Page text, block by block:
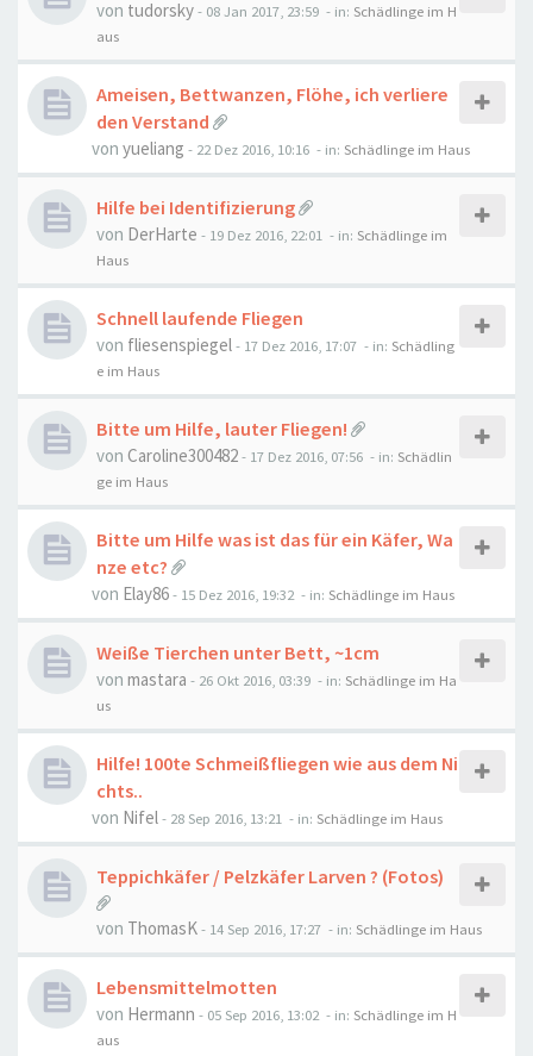
von tudorsky- 08 Jan 2017, 23:59 - in: Schädlinge im H
aus
Ameisen, Bettwanzen, Flöhe, ich verliere
den Verstand
von yueliang - 22 Dez 2016, 10:16 - in: Schädlinge im Haus
Hilfe bei Identifizierung
von DerHarte - 19 Dez 2016, 22:01 - in: Schädlinge im
Haus
Schnell laufende Fliegen
von fliesenspiegel- 17 Dez 2016, 17:07 - in: Schädling
e im Haus
Bitte um Hilfe, lauter Fliegen!
von Caroline300482- 17 Dez 2016, 07:56 - in: Schädlin
ge im Haus
Bitte um Hilfe was ist das für ein Käfer, Wa
nze etc?
von Elay86- 15 Dez 2016, 19:32 - in: Schädlinge im Haus
Weiße Tierchen unter Bett, ~1cm
von mastara - 26 Okt 2016, 03:39 - in: Schädlinge im Ha
us
Hilfe! 100te Schmeißfliegen wie aus dem Ni
chts..
von Nifel- 28 Sep 2016, 13:21 - in: Schädlinge im Haus
Teppichkäfer / Pelzkäfer Larven ? (Fotos)
von ThomasK- 14 Sep 2016, 17:27 - in: Schädlinge im Haus
Lebensmittelmotten
von Hermann - 05 Sep 2016, 13:02 - in: Schädlinge im H
aus